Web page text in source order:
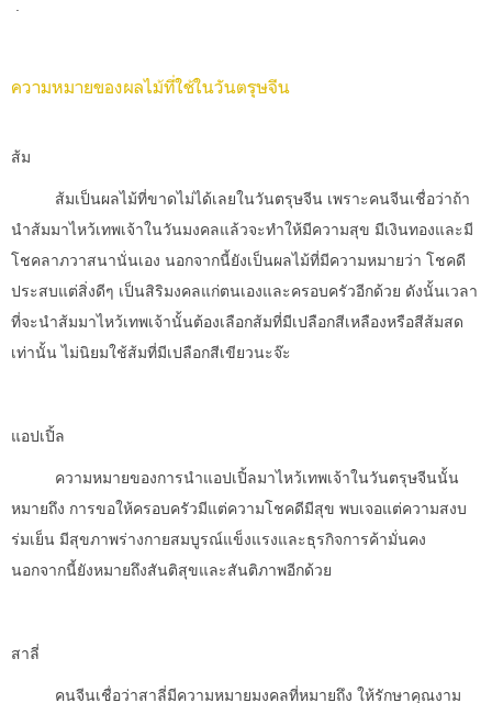
ความหมายของผลไม้ที่ใช้ในวันตรุษจีน
ส้ม
ส้มเป็นผลไม้ที่ขาดไม่ได้เลยในวันตรุษจีน เพราะคนจีนเชื่อว่าถ้า
นำส้มมาไหว้เทพเจ้าในวันมงคลแล้วจะทำให้มีความสุข มีเงินทองและมี
โชคลาภวาสนานั่นเอง นอกจากนี้ยังเป็นผลไม้ที่มีความหมายว่า โชคดี
ประสบแต่สิ่งดีๆ เป็นสิริมงคลแก่ตนเองและครอบครัวอีกด้วย ดังนั้นเวลา
ที่จะนำส้มมาไหว้เทพเจ้านั้นต้องเลือกส้มที่มีเปลือกสีเหลืองหรือสีส้มสด
เท่านั้น ไม่นิยมใช้ส้มที่มีเปลือกสีเขียวนะจ๊ะ
แอปเปิ้ล
ความหมายของการนำแอปเปิ้ลมาไหว้เทพเจ้าในวันตรุษจีนนั้น
หมายถึง การขอให้ครอบครัวมีแต่ความโชคดีมีสุข พบเจอแต่ความสงบ
ร่มเย็น มีสุขภาพร่างกายสมบูรณ์แข็งแรงและธุรกิจการค้ามั่นคง
นอกจากนี้ยังหมายถึงสันติสุขและสันติภาพอีกด้วย
สาลี่
คนจีนเชื่อว่าสาลี่มีความหมายมงคลที่หมายถึง ให้รักษาคุณงาม